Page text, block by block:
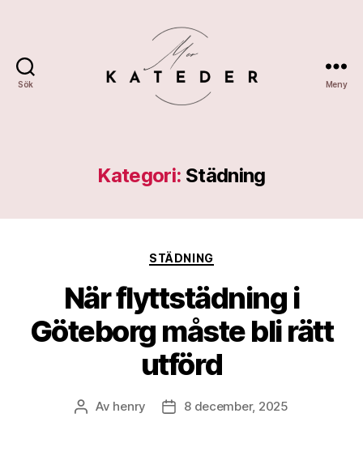
Sök Meny
Kategori: Städning
Kategorier
STÄDNING
När flyttstädning i
Göteborg måste bli rätt
utförd
Inläggsförfattare
Av henry Inläggsdatum
8 december, 2025